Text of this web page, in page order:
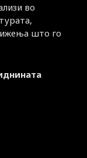
во
што го